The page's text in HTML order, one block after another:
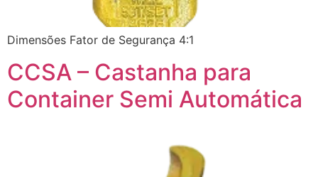
Dimensões Fator de Segurança 4:1
CCSA – Castanha para
Container Semi Automática